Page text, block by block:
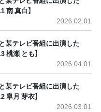
南 真白】
2026.02.01
某テレビ番組に出演した
桃瀬 とも】
2026.04.01
某テレビ番組に出演した
皐月 芽衣】
2026.03.01